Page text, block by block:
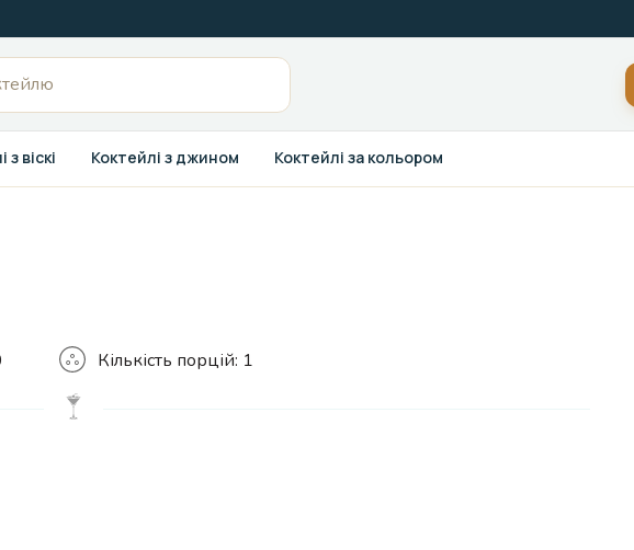
з віскі Коктейлі з джином Коктейлі за кольором
Кількість порцій: 1